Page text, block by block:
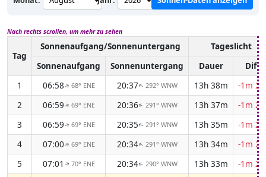
Nach rechts scrollen, um mehr zu sehen
Tag
Sonnenaufgang/Sonnenuntergang
Tageslicht
Sonnenaufgang
Sonnenuntergang Dauer
Diff.
1
06:58↑ 68° ENE 20:37↑ 292° WNW 13h 38m
-1m
2
06:59↑ 69° ENE 20:36↑ 291° WNW 13h 37m
-1m
3
06:59↑ 69° ENE 20:35↑ 291° WNW 13h 35m
-1m
4
07:00↑ 69° ENE 20:34↑ 291° WNW 13h 34m
-1m
5
07:01 ↑ 70° ENE 20:34↑ 290° WNW 13h 33m
-1m